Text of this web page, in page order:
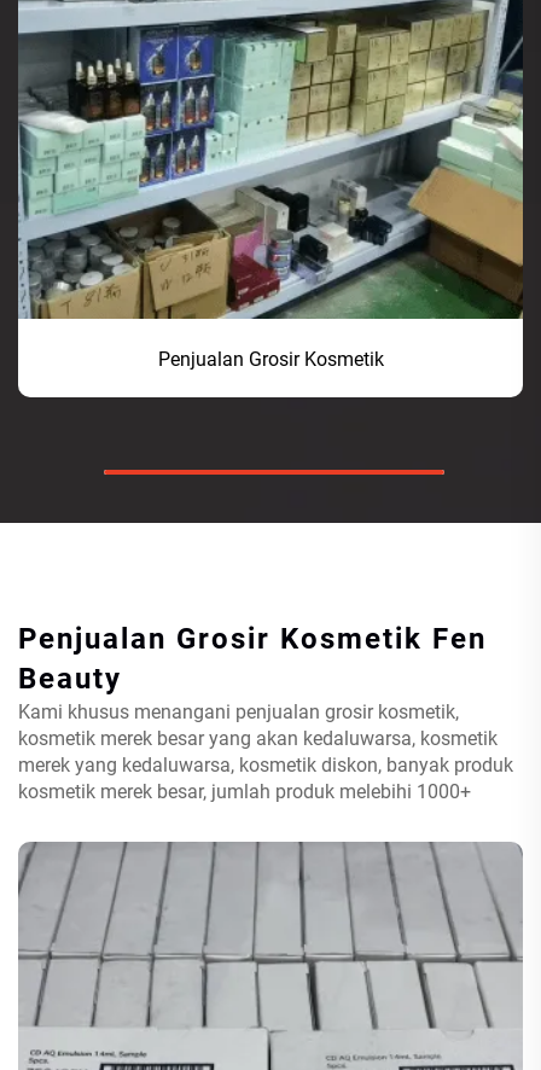
Penjualan Grosir Kosmetik
Penjualan Grosir Kosmetik Fen
Beauty
Kami khusus menangani penjualan grosir kosmetik,
kosmetik merek besar yang akan kedaluwarsa, kosmetik
merek yang kedaluwarsa, kosmetik diskon, banyak produk
kosmetik merek besar, jumlah produk melebihi 1000+